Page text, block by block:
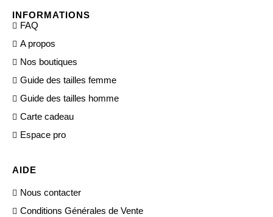
INFORMATIONS
FAQ
A propos
Nos boutiques
Guide des tailles femme
Guide des tailles homme
Carte cadeau
Espace pro
AIDE
Nous contacter
Conditions Générales de Vente